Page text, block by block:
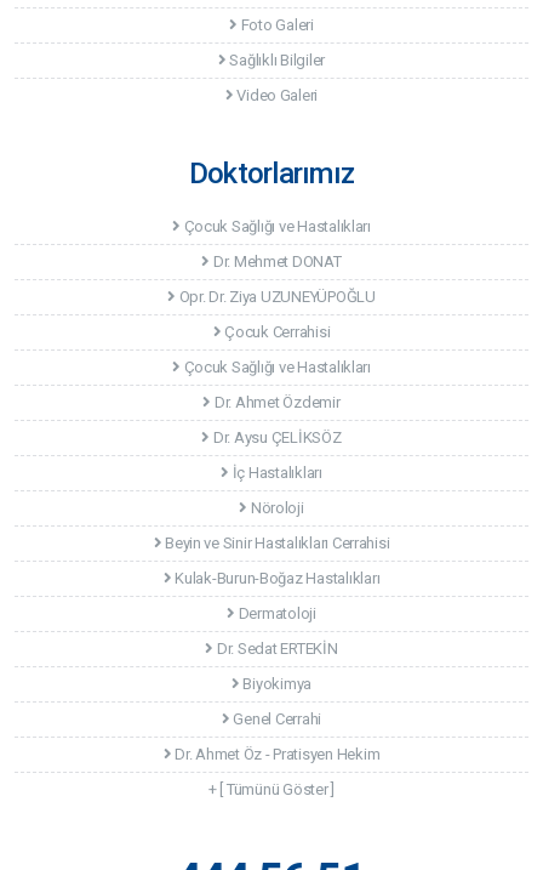
Foto Galeri
Sağlıklı Bilgiler
Video Galeri
Doktorlarımız
Çocuk Sağlığı ve Hastalıkları
Dr. Mehmet DONAT
Opr. Dr. Ziya UZUNEYÜPOĞLU
Çocuk Cerrahisi
Çocuk Sağlığı ve Hastalıkları
Dr. Ahmet Özdemir
Dr. Aysu ÇELİKSÖZ
İç Hastalıkları
Nöroloji
Beyin ve Sinir Hastalıkları Cerrahisi
Kulak-Burun-Boğaz Hastalıkları
Dermatoloji
Dr. Sedat ERTEKİN
Biyokimya
Genel Cerrahi
Dr. Ahmet Öz - Pratisyen Hekim
+ [ Tümünü Göster ]